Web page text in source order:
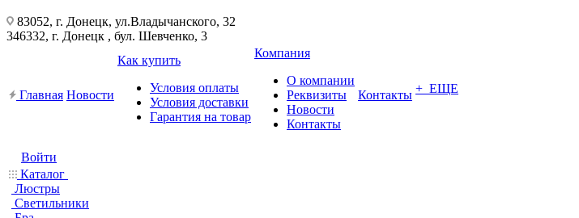
83052, г. Донецк, ул.Владычанского, 32
346332, г. Донецк , бул. Шевченко, 3
Главная Новости
Как купить
Условия оплаты
Условия доставки
Гарантия на товар
Компания
О компании
Реквизиты
Новости
Контакты
Контакты + ЕЩЕ
Войти
Каталог
Люстры
Светильники